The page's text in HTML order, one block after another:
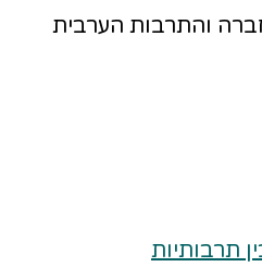
והתרבות הערבית
תרבותיות